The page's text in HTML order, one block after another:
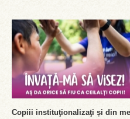
Copiii instituţionalizaţi și din